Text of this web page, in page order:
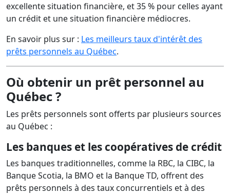
excellente situation financière, et 35 % pour celles ayant
un crédit et une situation financière médiocres.
En savoir plus sur : Les meilleurs taux d'intérêt des
prêts personnels au Québec.
Où obtenir un prêt personnel au
Québec ?
Les prêts personnels sont offerts par plusieurs sources
au Québec :
Les banques et les coopératives de crédit
Les banques traditionnelles, comme la RBC, la CIBC, la
Banque Scotia, la BMO et la Banque TD, offrent des
prêts personnels à des taux concurrentiels et à des